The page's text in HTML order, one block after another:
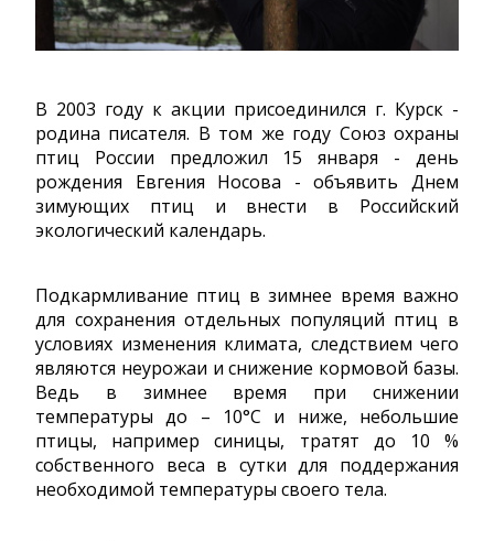
В 2003 году к акции присоединился г. Курск -
родина писателя. В том же году Союз охраны
птиц России предложил 15 января - день
рождения Евгения Носова - объявить Днем
зимующих птиц и внести в Российский
экологический календарь.
Подкармливание птиц в зимнее время важно
для сохранения отдельных популяций птиц в
условиях изменения климата, следствием чего
являются неурожаи и снижение кормовой базы.
Ведь в зимнее время при снижении
температуры до – 10°С и ниже, небольшие
птицы, например синицы, тратят до 10 %
собственного веса в сутки для поддержания
необходимой температуры своего тела.